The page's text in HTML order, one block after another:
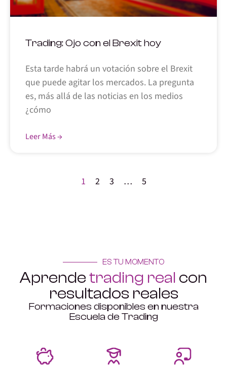
Trading: Ojo con el Brexit hoy
Esta tarde habrá un votación sobre el Brexit
que puede agitar los mercados. La pregunta
es, más allá de las noticias en los medios
¿cómo
Leer Más →
1 2 3 … 5
ES TU MOMENTO
Aprendetrading real con
resultados reales
Formaciones disponibles en nuestra
Escuela de Trading